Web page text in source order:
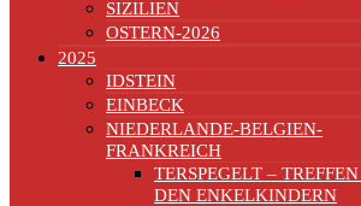
SIZILIEN
OSTERN-2026
2025
IDSTEIN
EINBECK
NIEDERLANDE-BELGIEN-
FRANKREICH
TERSPEGELT –
DEN ENKELKINDERN